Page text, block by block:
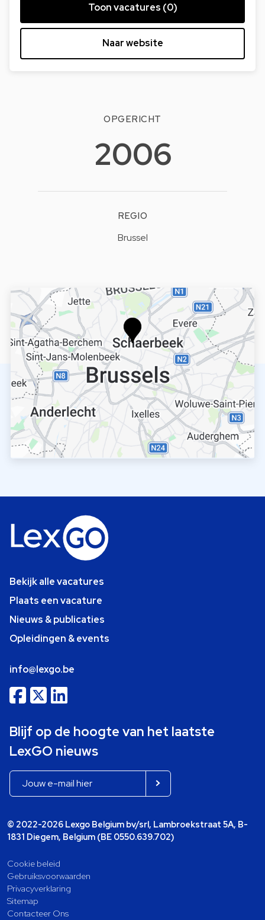
Toon vacatures (0)
Naar website
OPGERICHT
2006
REGIO
Brussel
Bekijk alle vacatures
Plaats een vacature
Nieuws & publicaties
Opleidingen & events
info@lexgo.be
Blijf op de hoogte van het laatste
LexGO nieuws
© 2022-2026 Lexgo Belgium bv/srl, Lambroekstraat 5A, B-
1831 Diegem, Belgium (BE 0550.639.702)
Cookie beleid
Gebruiksvoorwaarden
Privacyverklaring
Sitemap
Contacteer Ons